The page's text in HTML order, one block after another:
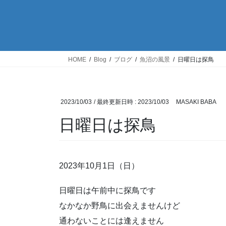
HOME Blog ブログ 魚沼の風景 日曜日は探鳥
2023/10/03 / 最終更新日時 : 2023/10/03 MASAKI BABA
日曜日は探鳥
2023年10月1日（日）
日曜日は午前中に探鳥です
なかなか野鳥に出会えませんけど
通わないことには逢えません